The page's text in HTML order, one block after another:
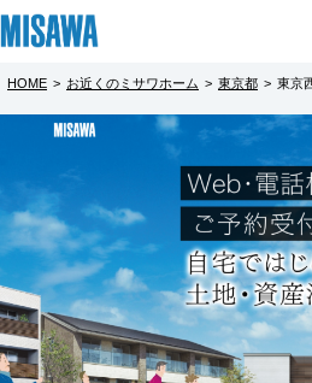
住まい
建てる [注文住宅]
商品ラインアップ
デザイン
テクノロジー（住まいの性能）
土地活用
個人のお客さま
賃貸住宅
リフォーム
戸建て・マンション
まちづくり
HOME > お近くのミサワホーム > 東京都 > 東京
都道府県を
北海道
北海道
東北
【完全予約制】大家さ
デルルーム公開中 新宿
完全予約制
暮らしに充実をインストー
宅』